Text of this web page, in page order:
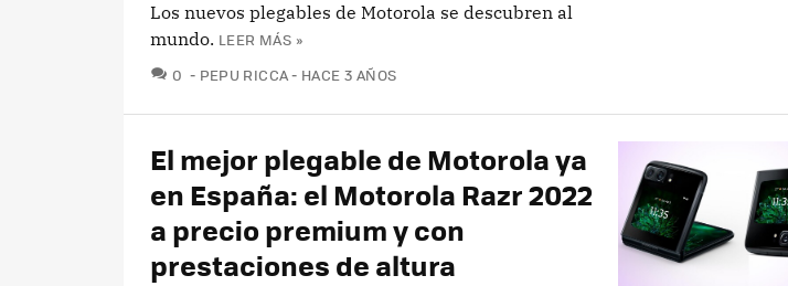
Los nuevos plegables de Motorola se descubren al
mundo. LEER MÁS »
0 COMENTARIOS
PEPU RICCA HACE 3 AÑOS
El mejor plegable de Motorola ya
en España: el Motorola Razr 2022
a precio premium y con
prestaciones de altura